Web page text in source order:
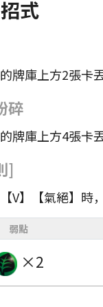
招式
牌庫上方2張卡丟
碎
牌庫上方4張卡丟
]
V】【氣絕】時
弱點
×2